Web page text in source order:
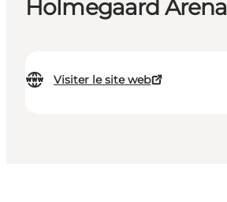
Holmegaard Arena
Visiter le site web